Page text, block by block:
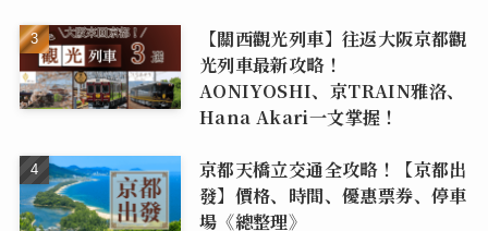
【關西觀光列車】往返大阪京都觀
光列車最新攻略！
AONIYOSHI、京TRAIN雅洛、
Hana Akari一文掌握！
京都天橋立交通全攻略！【京都出
發】價格、時間、優惠票券、停車
場《總整理》